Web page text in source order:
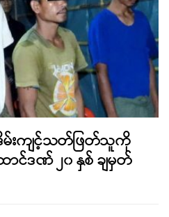
မ်းကျင့်သတ်ဖြတ်သူကို
င်ဒဏ် ၂၀ နှစ် ချမှတ်